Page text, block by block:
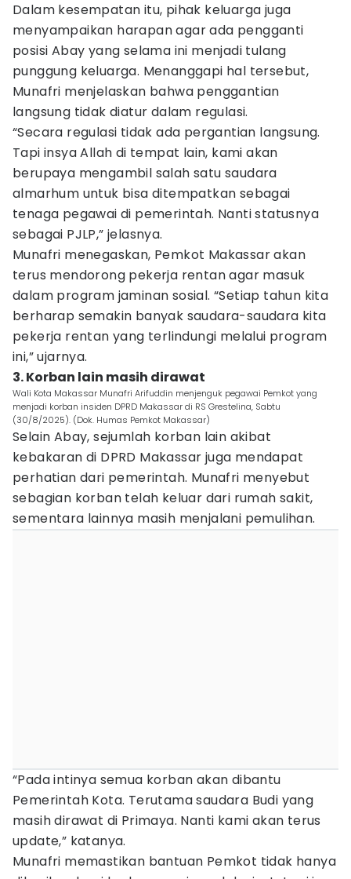
Dalam kesempatan itu, pihak keluarga juga
menyampaikan harapan agar ada pengganti
posisi Abay yang selama ini menjadi tulang
punggung keluarga. Menanggapi hal tersebut,
Munafri menjelaskan bahwa penggantian
langsung tidak diatur dalam regulasi.
“Secara regulasi tidak ada pergantian langsung.
Tapi insya Allah di tempat lain, kami akan
berupaya mengambil salah satu saudara
almarhum untuk bisa ditempatkan sebagai
tenaga pegawai di pemerintah. Nanti statusnya
sebagai PJLP,” jelasnya.
Munafri menegaskan, Pemkot Makassar akan
terus mendorong pekerja rentan agar masuk
dalam program jaminan sosial. “Setiap tahun kita
berharap semakin banyak saudara-saudara kita
pekerja rentan yang terlindungi melalui program
ini,” ujarnya.
3. Korban lain masih dirawat
Wali Kota Makassar Munafri Arifuddin menjenguk pegawai Pemkot yang
menjadi korban insiden DPRD Makassar di RS Grestelina, Sabtu
(30/8/2025). (Dok. Humas Pemkot Makassar)
Selain Abay, sejumlah korban lain akibat
kebakaran di DPRD Makassar juga mendapat
perhatian dari pemerintah. Munafri menyebut
sebagian korban telah keluar dari rumah sakit,
sementara lainnya masih menjalani pemulihan.
“Pada intinya semua korban akan dibantu
Pemerintah Kota. Terutama saudara Budi yang
masih dirawat di Primaya. Nanti kami akan terus
update,” katanya.
Munafri memastikan bantuan Pemkot tidak hanya